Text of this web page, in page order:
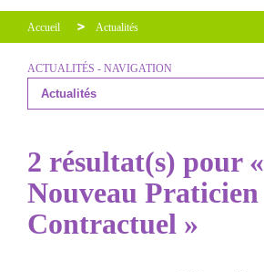
Accueil Actualités
ACTUALITÉS - NAVIGATION
2 résultat(s) pour «
Nouveau Praticien
Contractuel »